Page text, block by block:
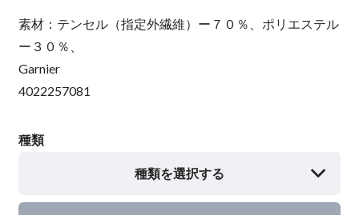
素材：テンセル（指定外繊維）ー７０％、ポリエステル
ー３０％、
Garnier
4022257081
種類
種類を選択する